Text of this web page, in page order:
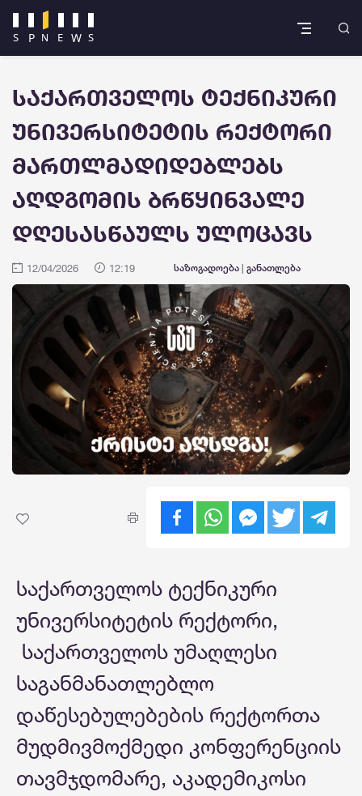
საქართველოს ტექნიკური
უნივერსიტეტის რექტორი
მართლმადიდებლებს
აღდგომის ბრწყინვალე
დღესასწაულს ულოცავს
12/04/2026 12:19 საზოგადოება | განათლება
საქართველოს ტექნიკური
უნივერსიტეტის რექტორი,
საქართველოს უმაღლესი
საგანმანათლებლო
დაწესებულებების რექტორთა
მუდმივმოქმედი კონფერენციის
თავმჯდომარე, აკადემიკოსი